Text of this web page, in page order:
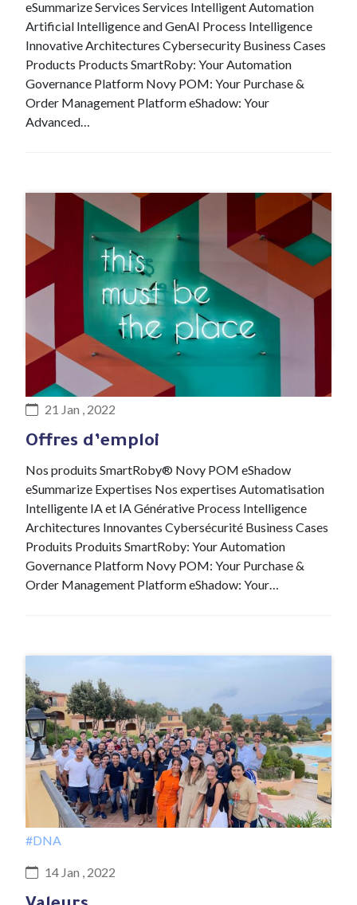
eSummarize Services Services Intelligent Automation
Artificial Intelligence and GenAI Process Intelligence
Innovative Architectures Cybersecurity Business Cases
Products Products SmartRoby: Your Automation
Governance Platform Novy POM: Your Purchase &
Order Management Platform eShadow: Your
Advanced…
#Recrutement
21 Jan , 2022
Offres d’emploi
Nos produits SmartRoby® Novy POM eShadow
eSummarize Expertises Nos expertises Automatisation
Intelligente IA et IA Générative Process Intelligence
Architectures Innovantes Cybersécurité Business Cases
Produits Produits SmartRoby: Your Automation
Governance Platform Novy POM: Your Purchase &
Order Management Platform eShadow: Your…
#DNA
14 Jan , 2022